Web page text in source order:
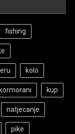
fishing
kolo
kormorani kup
natjecanje
pike